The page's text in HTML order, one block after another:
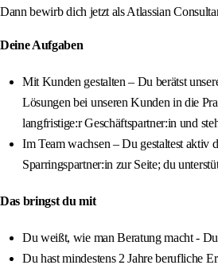
Dann bewirb dich jetzt als Atlassian
Deine Aufgaben
Mit Kunden gestalten – Du berätst
Lösungen bei unseren Kunden in die
langfristige:r Geschäftspartner:in und
Im Team wachsen – Du gestaltest aktiv
Sparringspartner:in zur Seite; du
Das bringst du mit
Du weißt, wie man Beratung macht -
Du hast mindestens 2 Jahre berufliche